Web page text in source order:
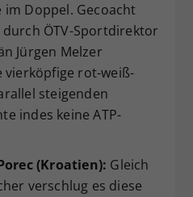
im Doppel. Gecoacht
ÖTV-Sportdirektor
Jürgen Melzer
vierköpfige rot-weiß-
steigenden
indes keine ATP-
(Kroatien): Gleich
verschlug es diese